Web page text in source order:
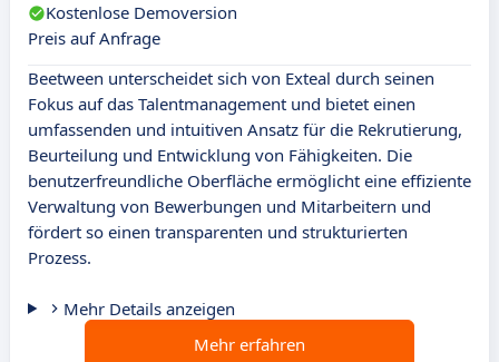
Kostenlose Demoversion
Preis auf Anfrage
Beetween unterscheidet sich von Exteal durch seinen
Fokus auf das Talentmanagement und bietet einen
umfassenden und intuitiven Ansatz für die Rekrutierung,
Beurteilung und Entwicklung von Fähigkeiten. Die
benutzerfreundliche Oberfläche ermöglicht eine effiziente
Verwaltung von Bewerbungen und Mitarbeitern und
fördert so einen transparenten und strukturierten
Prozess.
Mehr Details anzeigen
Mehr erfahren